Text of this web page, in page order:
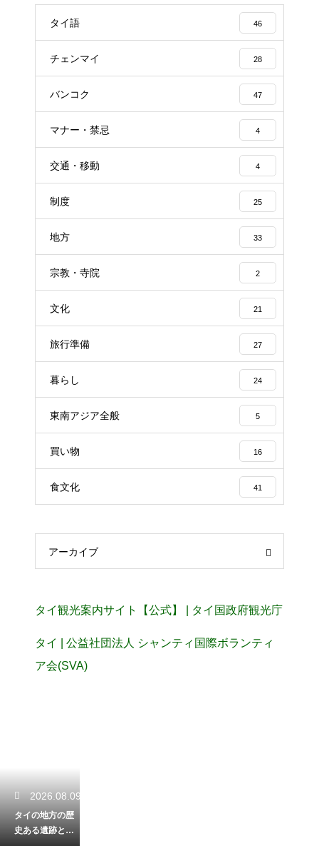
タイ語 46
チェンマイ 28
バンコク 47
マナー・禁忌 4
交通・移動 4
制度 25
地方 33
宗教・寺院 2
文化 21
旅行準備 27
暮らし 24
東南アジア全般 5
買い物 16
食文化 41
アーカイブ
タイ観光案内サイト【公式】 | タイ国政府観光庁
タイ | 公益社団法人 シャンティ国際ボランティ
ア会(SVA)
2026.08.09
タイの地方の歴
史ある遺跡と隠